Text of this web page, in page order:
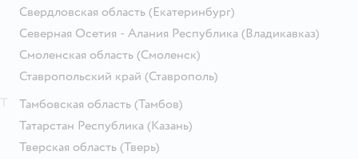
Свердловская область (Екатеринбург)
Северная Осетия - Алания Республика (Владикавказ)
Смоленская область (Смоленск)
Ставропольский край (Ставрополь)
Тамбовская область (Тамбов)
Татарстан Республика (Казань)
Тверская область (Тверь)